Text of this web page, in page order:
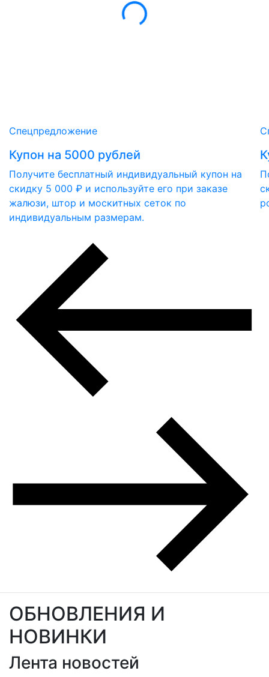
Спецпредложение
Купон на 5000 рублей
Получите бесплатный индивидуальный купон на
скидку 5 000 ₽ и используйте его при заказе
жалюзи, штор и москитных сеток по
индивидуальным размерам.
ОБНОВЛЕНИЯ И
НОВИНКИ
Лента новостей